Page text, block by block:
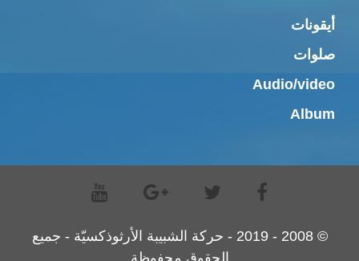
أيقونات
صلوات
Audio/video
Album
© 2008 - 2019 - حركة الشبيبة الأرثوذكسيّة - جميع